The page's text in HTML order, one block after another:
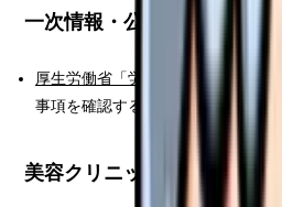
一次情報・公的情報
厚生労働省「労働者を募集する企業
事項を確認する入口です。
美容クリニックへ行きたい